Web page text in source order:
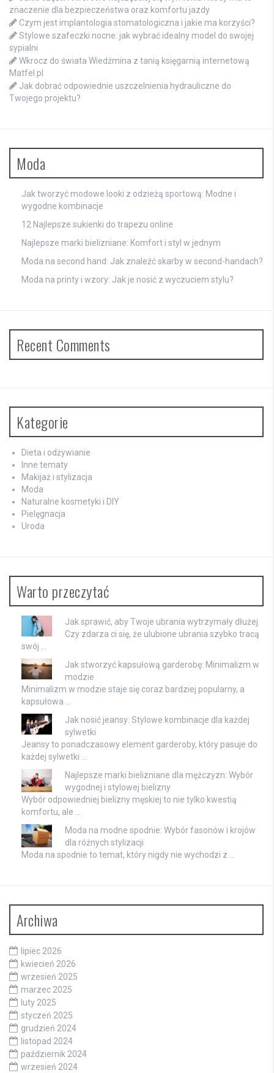
znaczenie dla bezpieczeństwa oraz komfortu jazdy
Czym jest implantologia stomatologiczna i jakie ma korzyści?
Stylowe szafeczki nocne: jak wybrać idealny model do swojej
sypialni
Wkrocz do świata Wiedźmina z tanią księgarnią internetową
Matfel.pl
Jak dobrać odpowiednie uszczelnienia hydrauliczne do
Twojego projektu?
Moda
Jak tworzyć modowe looki z odzieżą sportową: Modne i
wygodne kombinacje
12 Najlepsze sukienki do trapezu online
Najlepsze marki bielizniane: Komfort i styl w jednym
Moda na second hand: Jak znaleźć skarby w second-handach?
Moda na printy i wzory: Jak je nosić z wyczuciem stylu?
Recent Comments
Kategorie
Dieta i odżywianie
Inne tematy
Makijaż i stylizacja
Moda
Naturalne kosmetyki i DIY
Pielęgnacja
Uroda
Warto przeczytać
Jak sprawić, aby Twoje ubrania wytrzymały dłużej
Czy zdarza ci się, że ulubione ubrania szybko tracą
swój …
Jak stworzyć kapsułową garderobę: Minimalizm w
modzie
Minimalizm w modzie staje się coraz bardziej popularny, a
kapsułowa …
Jak nosić jeansy: Stylowe kombinacje dla każdej
sylwetki
Jeansy to ponadczasowy element garderoby, który pasuje do
każdej sylwetki …
Najlepsze marki bielizniane dla mężczyzn: Wybór
wygodnej i stylowej bielizny
Wybór odpowiedniej bielizny męskiej to nie tylko kwestią
komfortu, ale …
Moda na modne spodnie: Wybór fasonów i krojów
dla różnych stylizacji
Moda na spodnie to temat, który nigdy nie wychodzi z …
Archiwa
lipiec 2026
kwiecień 2026
wrzesień 2025
marzec 2025
luty 2025
styczeń 2025
grudzień 2024
listopad 2024
październik 2024
wrzesień 2024